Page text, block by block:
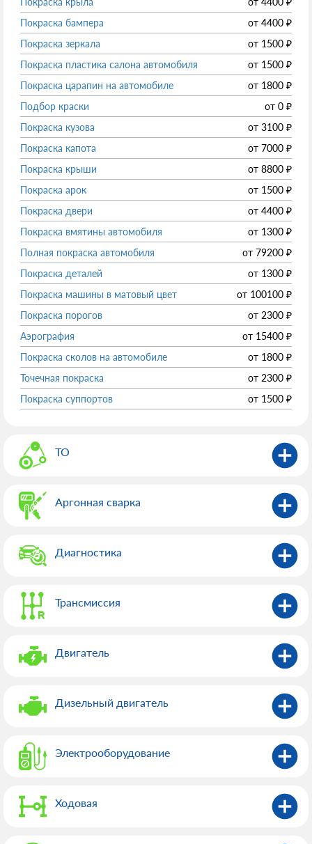
Покраска бампера
от 4400 ₽
Покраска зеркала
от 1500 ₽
Покраска пластика салона автомобиля
от 1500 ₽
Покраска царапин на автомобиле
от 1800 ₽
Подбор краски
от 0 ₽
Покраска кузова
от 3100 ₽
Покраска капота
от 7000 ₽
Покраска крыши
от 8800 ₽
Покраска арок
от 1500 ₽
Покраска двери
от 4400 ₽
Покраска вмятины автомобиля
от 1300 ₽
Полная покраска автомобиля
от 79200 ₽
Покраска деталей
от 1300 ₽
Покраска машины в матовый цвет
от 100100 ₽
Покраска порогов
от 2300 ₽
Аэрография
от 15400 ₽
Покраска сколов на автомобиле
от 1800 ₽
Точечная покраска
от 2300 ₽
Покраска суппортов
от 1500 ₽
ТО
Аргонная сварка
Диагностика
Трансмиссия
Двигатель
Дизельный двигатель
Электрооборудованиe
Ходовая